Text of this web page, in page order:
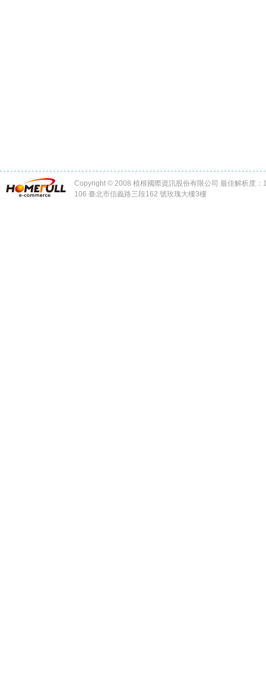
Copyright © 2008 植根國際資訊股份有限公司 最佳解析度：
106 臺北市信義路三段162 號玫瑰大樓3樓